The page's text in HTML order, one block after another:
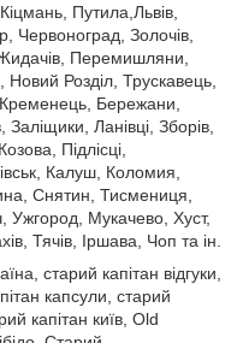
Путила,Львів,
Червоноград, Золочів,
Перемишляни,
Розділ, Трускавець,
Кременець, Бережани,
Ланівці, Зборів,
Підлісці,
Калуш, Коломия,
Снятин, Тисмениця,
Ужгород, Мукачево, Хуст,
Тячів, Іршава, Чоп та ін.
старий капітан відгуки,
капсули, старий
капітан київ, Old